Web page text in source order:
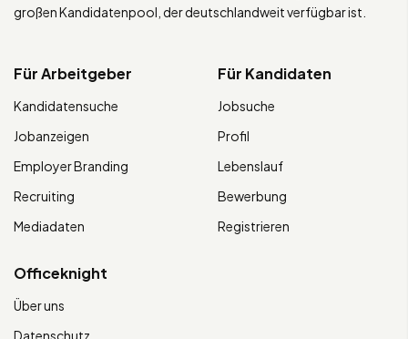
großen Kandidatenpool, der deutschlandweit verfügbar ist.
Für Arbeitgeber
Kandidatensuche
Jobanzeigen
Employer Branding
Recruiting
Mediadaten
Für Kandidaten
Jobsuche
Profil
Lebenslauf
Bewerbung
Registrieren
Officeknight
Über uns
Datenschutz